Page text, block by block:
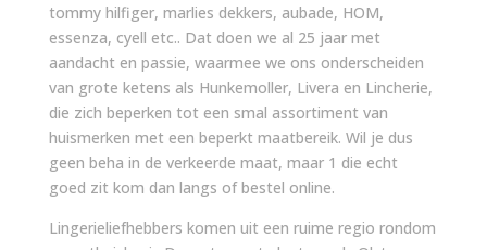
tommy hilfiger, marlies dekkers, aubade, HOM,
essenza, cyell etc.. Dat doen we al 25 jaar met
aandacht en passie, waarmee we ons onderscheiden
van grote ketens als Hunkemoller, Livera en Lincherie,
die zich beperken tot een smal assortiment van
huismerken met een beperkt maatbereik. Wil je dus
geen beha in de verkeerde maat, maar 1 die echt
goed zit kom dan langs of bestel online.
Lingerieliefhebbers komen uit een ruime regio rondom